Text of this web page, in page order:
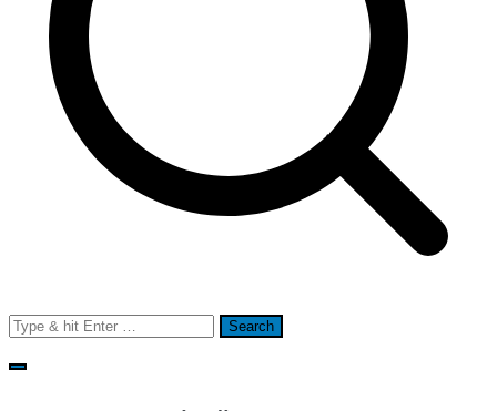
Search
for: